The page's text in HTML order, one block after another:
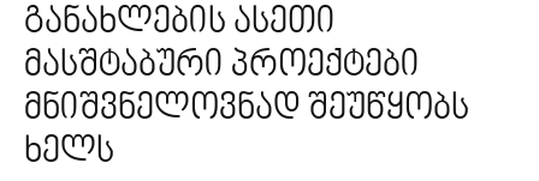
განახლების ასეთი
მასშტაბური პროექტები
მნიშვნელოვნად შეუწყობს
ხელს